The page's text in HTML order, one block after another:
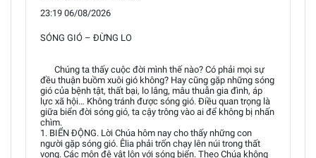
23:19 06/08/2026
SÓNG GIÓ – ĐỪNG LO
Chúng ta thấy cuộc đời mình thế nào? Có phải mọi sự
đều thuận buồm xuôi gió không? Hay cũng gặp những sóng
gió của bệnh tật, thất bại, lo lắng, mâu thuẫn gia đình, áp
lực xã hội… Không tránh được sóng gió. Điều quan trọng là
giữa biển đời sóng gió, ta cậy trông vào ai để không bị nhấn
chìm.
1. BIỂN ĐỘNG. Lời Chúa hôm nay cho thấy những con
người gặp sóng gió. Êlia phải trốn chạy lên núi trong thất
vọng. Các môn đệ vật lộn với sóng biển. Theo Chúa không